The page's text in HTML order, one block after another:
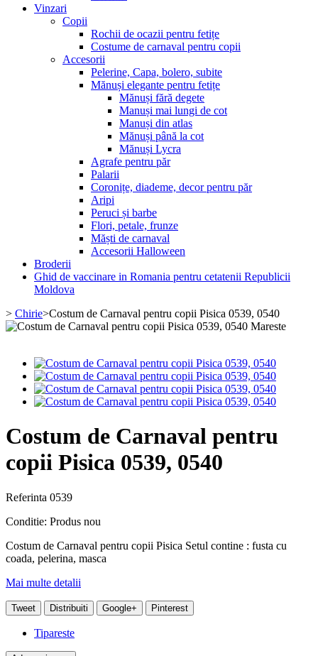
Vinzari
Copii
Rochii de ocazii pentru fetițe
Costume de carnaval pentru copii
Accesorii
Pelerine, Capa, bolero, subite
Mănuși elegante pentru fetițe
Mănuși fără degete
Manuși mai lungi de cot
Manuși din atlas
Mănuși până la cot
Mănuși Lycra
Agrafe pentru păr
Palarii
Coronițe, diademe, decor pentru păr
Aripi
Peruci și barbe
Flori, petale, frunze
Măști de carnaval
Accesorii Halloween
Broderii
Ghid de vaccinare in Romania pentru cetatenii Republicii
Moldova
> Chirie>Costum de Carnaval pentru copii Pisica 0539, 0540
Mareste
Costum de Carnaval pentru
copii Pisica 0539, 0540
Referinta 0539
Conditie: Produs nou
Costum de Carnaval pentru copii Pisica Setul contine : fusta cu
coada, pelerina, masca
Mai multe detalii
Tweet Distribuiti Google+ Pinterest
Tipareste